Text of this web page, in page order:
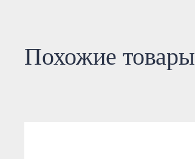
Похожие товары